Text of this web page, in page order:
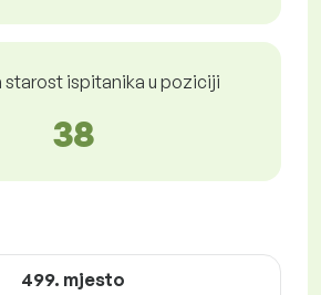
starost ispitanika u poziciji
38
499. mjesto